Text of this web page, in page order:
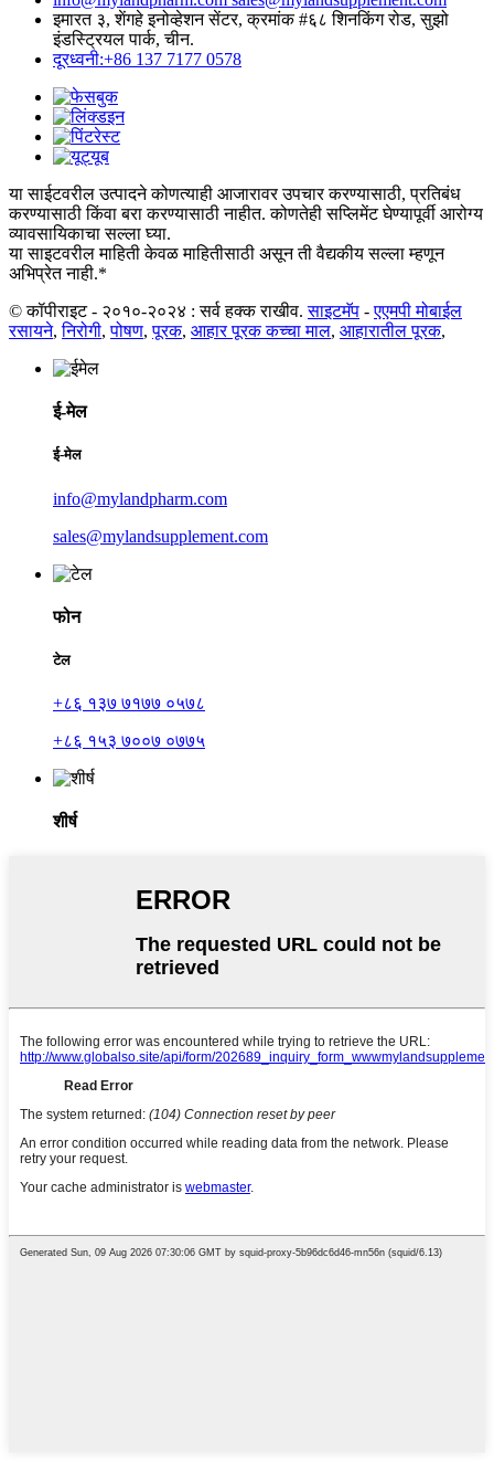
इमारत ३, शेंगहे इनोव्हेशन सेंटर, क्रमांक #६८ शिनकिंग रोड, सुझो
इंडस्ट्रियल पार्क, चीन.
दूरध्वनी:+86 137 7177 0578
या साईटवरील उत्पादने कोणत्याही आजारावर उपचार करण्यासाठी, प्रतिबंध
करण्यासाठी किंवा बरा करण्यासाठी नाहीत. कोणतेही सप्लिमेंट घेण्यापूर्वी आरोग्य
व्यावसायिकाचा सल्ला घ्या.
या साइटवरील माहिती केवळ माहितीसाठी असून ती वैद्यकीय सल्ला म्हणून
अभिप्रेत नाही.*
© कॉपीराइट - २०१०-२०२४ : सर्व हक्क राखीव. साइटमॅप -एएमपी मोबाईल
रसायने,निरोगी,पोषण,पूरक, आहार पूरक कच्चा माल, आहारातील पूरक,
ई-मेल
ई-मेल
info@mylandpharm.com
sales@mylandsupplement.com
फोन
टेल
+८६ १३७ ७१७७ ०५७८
+८६ १५३ ७००७ ०७७५
शीर्ष